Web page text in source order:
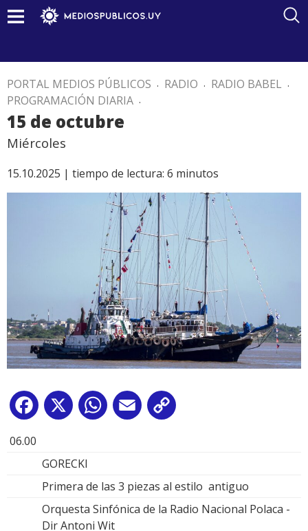
PORTAL MEDIOS PÚBLICOS . RADIO . RADIO BABEL .
PROGRAMACIÓN DIARIA .
15 de octubre
Miércoles
15.10.2025 | tiempo de lectura: 6 minutos
Facebook
X WhatsApp
Email
06.00
GORECKI
Primera de las 3 piezas al estilo antiguo
Orquesta Sinfónica de la Radio Nacional Polaca -
Dir Antoni Wit